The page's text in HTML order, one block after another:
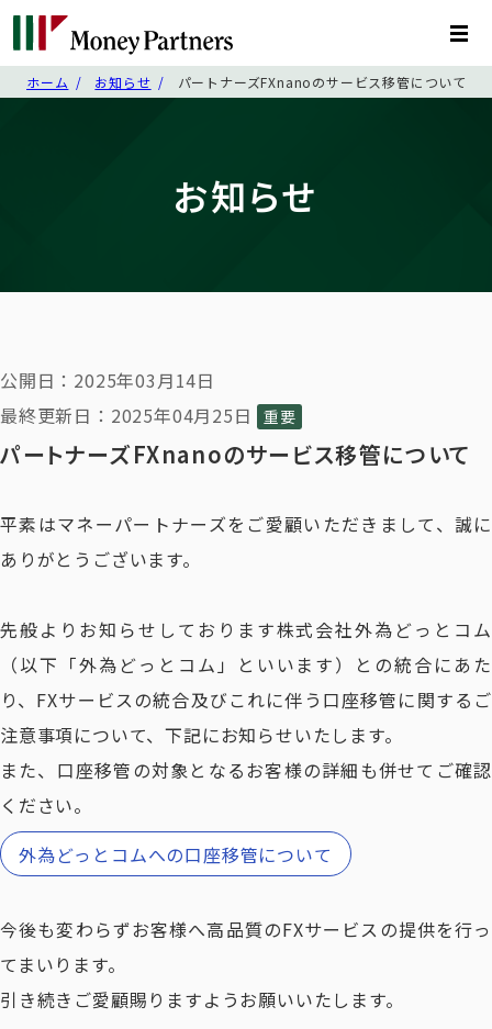
ホーム お知らせ パートナーズFXnanoのサービス移管について
お知らせ
公開日：2025年03月14日
最終更新日：2025年04月25日
重要
パートナーズFXnanoのサービス移管について
平素はマネーパートナーズをご愛顧いただきまして、誠に
ありがとうございます。
先般よりお知らせしております株式会社外為どっとコム
（以下「外為どっとコム」といいます）との統合にあた
り、FXサービスの統合及びこれに伴う口座移管に関するご
注意事項について、下記にお知らせいたします。
また、口座移管の対象となるお客様の詳細も併せてご確認
ください。
外為どっとコムへの口座移管について
今後も変わらずお客様へ高品質のFXサービスの提供を行っ
てまいります。
引き続きご愛顧賜りますようお願いいたします。